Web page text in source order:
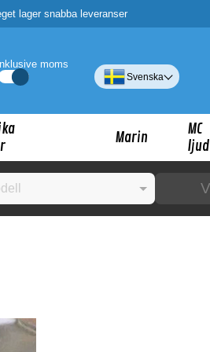
lager snabba leveranser
Inklusive moms
Svenska
Marin
MC
ljud